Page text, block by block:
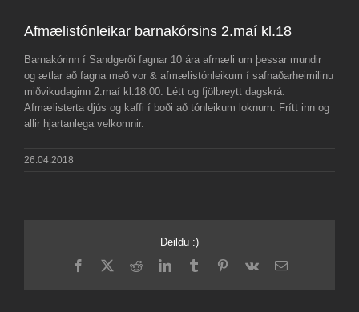
Afmælistónleikar barnakórsins 2.maí kl.18
Barnakórinn í Sandgerði fagnar 10 ára afmæli um þessar mundir
og ætlar að fagna með vor & afmælistónleikum í safnaðarheimilinu
miðvikudaginn 2.maí kl.18:00. Létt og fjölbreytt dagskrá.
Afmælisterta djús og kaffi í boði að tónleikum loknum. Frítt inn og
allir hjartanlega velkomnir.
26.04.2018
Deildu :)
Facebook
X RedditLinkedInTumblrPinterest
Vk Email